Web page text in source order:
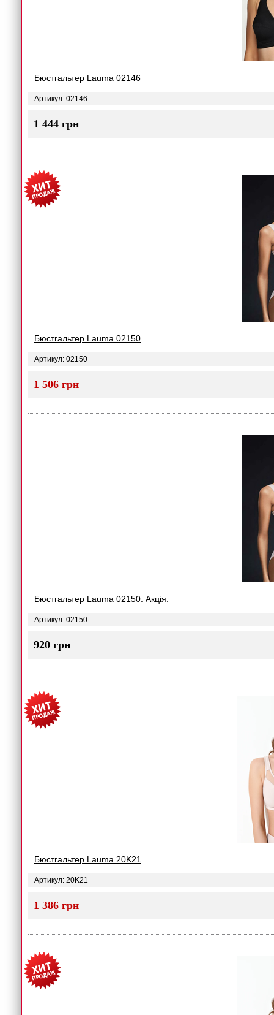
Бюстгальтер Lauma 02146
Артикул: 02146
1 444 грн
Бюстгальтер Lauma 02150
Артикул: 02150
1 506 грн
Бюстгальтер Lauma 02150. Акція.
Артикул: 02150
920 грн
Бюстгальтер Lauma 20K21
Артикул: 20K21
1 386 грн